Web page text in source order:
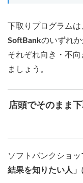
下取りプログラムは
SoftBankのいずれか
それぞれ向き・不
ましょう。
店頭でそのまま
ソフトバンクショッ
結果を知りたい人」